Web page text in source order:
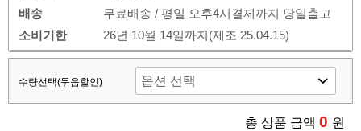
배송
무료배송 / 평일 오후4시결제까지 당일출고
소비기한
26년 10월 14일까지(제조 25.04.15)
수량선택(묶음할인)
총 상품 금액 0 원